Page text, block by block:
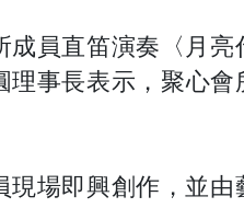
成員直笛演奏〈月
事長表示，聚心
現場即興創作，並